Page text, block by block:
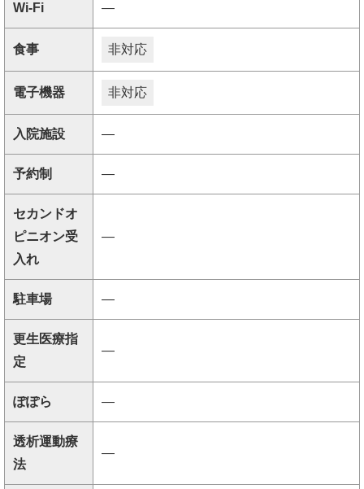
Wi-Fi ―
食事 非対応
電子機器 非対応
入院施設 ―
予約制 ―
セカンドオ
ピニオン受
入れ
―
駐車場 ―
更生医療指
定
―
ぽぽら ―
透析運動療
法
―